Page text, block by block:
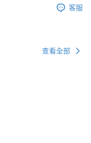
客服
查看全部